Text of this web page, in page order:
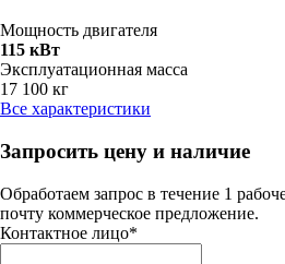
Мощность двигателя
115 кВт
Эксплуатационная масса
17 100 кг
Все характеристики
Запросить цену и наличие
Обработаем запрос в течение 1
почту коммерческое предложение.
Контактное лицо*